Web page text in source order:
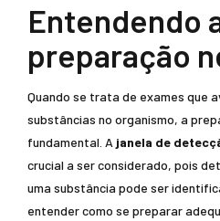
Entendendo
preparação
Quando se trata de exames que
substâncias no organismo, a
fundamental. A janela de
crucial a ser considerado, pois
uma substância pode ser
entender como se preparar